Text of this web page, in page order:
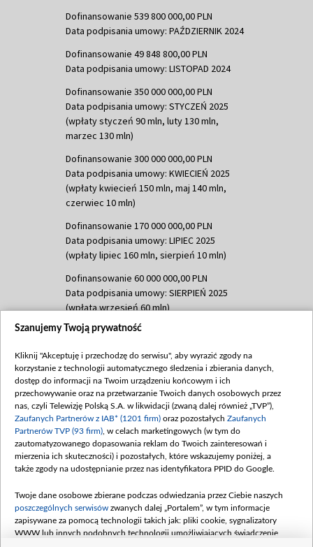
Dofinansowanie 539 800 000,00 PLN
Data podpisania umowy: PAŹDZIERNIK 2024
Dofinansowanie 49 848 800,00 PLN
Data podpisania umowy: LISTOPAD 2024
Dofinansowanie 350 000 000,00 PLN
Data podpisania umowy: STYCZEŃ 2025
(wpłaty styczeń 90 mln, luty 130 mln,
marzec 130 mln)
Dofinansowanie 300 000 000,00 PLN
Data podpisania umowy: KWIECIEŃ 2025
(wpłaty kwiecień 150 mln, maj 140 mln,
czerwiec 10 mln)
Dofinansowanie 170 000 000,00 PLN
Data podpisania umowy: LIPIEC 2025
(wpłaty lipiec 160 mln, sierpień 10 mln)
Dofinansowanie 60 000 000,00 PLN
Data podpisania umowy: SIERPIEŃ 2025
(wpłata wrzesień 60 mln)
Dofinansowanie 635 783 051,21 PLN
(wpłata wrzesień 100 mln, październik 350
mln, listopad 265 mln)
Dofinansowanie 48 862 000,00 PLN
Data podpisania umowy: GRUDZIEŃ 2025
(wpłata grudzień 60,548 mln)
Dofinansowanie 900 000 000,00 PLN
Data podpisania umowy: LUTY 2026 (wpłata
kwiecień 180 mln, 7 maja 180 mln, 8
czerwca 90 mln)
Dofinansowanie 250 000 000,00 PLN
Szanujemy Twoją prywatność
Kliknij "Akceptuję i przechodzę do serwisu", aby wyrazić zgody na
korzystanie z technologii automatycznego śledzenia i zbierania danych,
dostęp do informacji na Twoim urządzeniu końcowym i ich
przechowywanie oraz na przetwarzanie Twoich danych osobowych przez
nas, czyli Telewizję Polską S.A. w likwidacji (zwaną dalej również „TVP”),
Zaufanych Partnerów z IAB* (1201 firm) oraz pozostałych Zaufanych
Partnerów TVP (93 firm) , w celach marketingowych (w tym do
zautomatyzowanego dopasowania reklam do Twoich zainteresowań i
mierzenia ich skuteczności) i pozostałych, które wskazujemy poniżej, a
także zgody na udostępnianie przez nas identyfikatora PPID do Google.
Twoje dane osobowe zbierane podczas odwiedzania przez Ciebie naszych
poszczególnych serwisów zwanych dalej „Portalem”, w tym informacje
zapisywane za pomocą technologii takich jak: pliki cookie, sygnalizatory
WWW lub innych podobnych technologii umożliwiających świadczenie